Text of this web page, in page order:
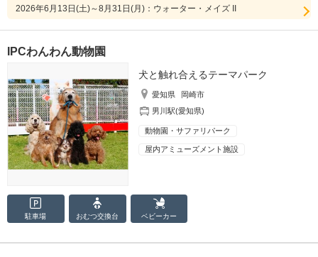
2026年6月13日(土)～8月31日(月)：ウォーター・メイズ II
IPCわんわん動物園
犬と触れ合えるテーマパーク
愛知県
岡崎市
男川駅(愛知県)
動物園・サファリパーク
屋内アミューズメント施設
駐車場 おむつ交換台 ベビーカー